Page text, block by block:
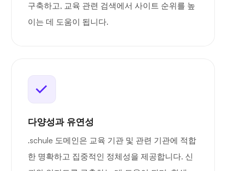
구축하고, 교육 관련 검색에서 사이트 순위를 높
이는 데 도움이 됩니다.
다양성과 유연성
.schule 도메인은 교육 기관 및 관련 기관에 적합
한 명확하고 집중적인 정체성을 제공합니다. 신